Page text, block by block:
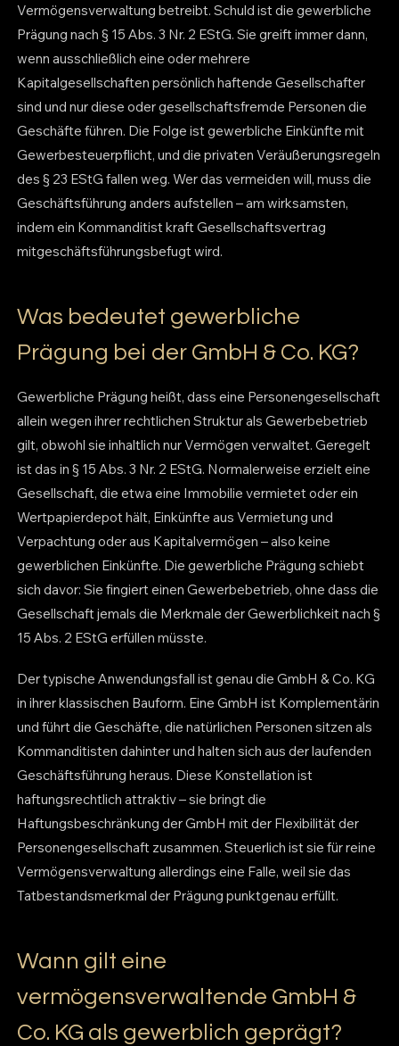
Vermögensverwaltung betreibt. Schuld ist die gewerbliche
Prägung nach § 15 Abs. 3 Nr. 2 EStG. Sie greift immer dann,
wenn ausschließlich eine oder mehrere
Kapitalgesellschaften persönlich haftende Gesellschafter
sind und nur diese oder gesellschaftsfremde Personen die
Geschäfte führen. Die Folge ist gewerbliche Einkünfte mit
Gewerbesteuerpflicht, und die privaten Veräußerungsregeln
des § 23 EStG fallen weg. Wer das vermeiden will, muss die
Geschäftsführung anders aufstellen – am wirksamsten,
indem ein Kommanditist kraft Gesellschaftsvertrag
mitgeschäftsführungsbefugt wird.
Was bedeutet gewerbliche
Prägung bei der GmbH & Co. KG?
Gewerbliche Prägung heißt, dass eine Personengesellschaft
allein wegen ihrer rechtlichen Struktur als Gewerbebetrieb
gilt, obwohl sie inhaltlich nur Vermögen verwaltet. Geregelt
ist das in § 15 Abs. 3 Nr. 2 EStG. Normalerweise erzielt eine
Gesellschaft, die etwa eine Immobilie vermietet oder ein
Wertpapierdepot hält, Einkünfte aus Vermietung und
Verpachtung oder aus Kapitalvermögen – also keine
gewerblichen Einkünfte. Die gewerbliche Prägung schiebt
sich davor: Sie fingiert einen Gewerbebetrieb, ohne dass die
Gesellschaft jemals die Merkmale der Gewerblichkeit nach §
15 Abs. 2 EStG erfüllen müsste.
Der typische Anwendungsfall ist genau die GmbH & Co. KG
in ihrer klassischen Bauform. Eine GmbH ist Komplementärin
und führt die Geschäfte, die natürlichen Personen sitzen als
Kommanditisten dahinter und halten sich aus der laufenden
Geschäftsführung heraus. Diese Konstellation ist
haftungsrechtlich attraktiv – sie bringt die
Haftungsbeschränkung der GmbH mit der Flexibilität der
Personengesellschaft zusammen. Steuerlich ist sie für reine
Vermögensverwaltung allerdings eine Falle, weil sie das
Tatbestandsmerkmal der Prägung punktgenau erfüllt.
Wann gilt eine
vermögensverwaltende GmbH &
Co. KG als gewerblich geprägt?